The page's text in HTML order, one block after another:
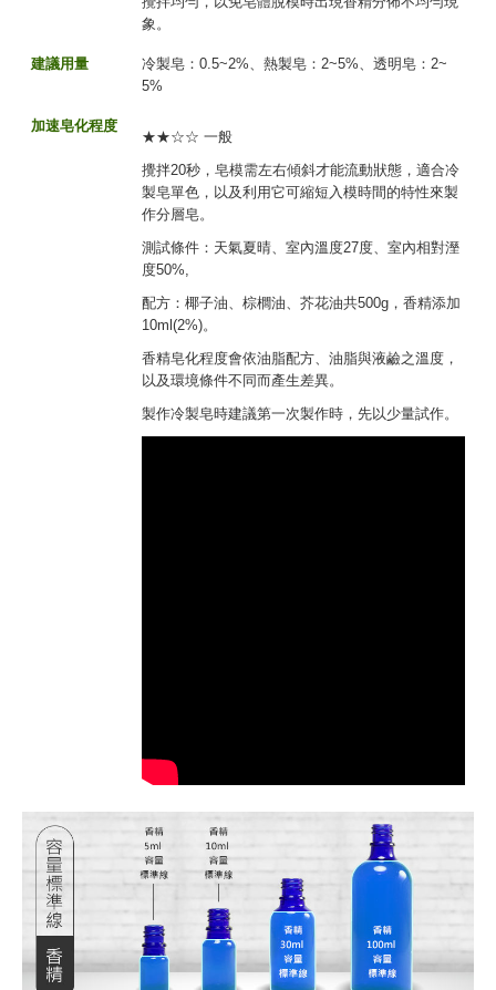
象。
建議用量
冷製皂：0.5~2%、熱製皂：2~5%、透明皂：2~
5%
加速皂化程度
★★☆☆ 一般
攪拌20秒，皂模需左右傾斜才能流動狀態，適合冷
製皂單色，以及利用它可縮短入模時間的特性來製
作分層皂。
測試條件：天氣夏晴、室內溫度27度、室內相對溼
度50%,
配方：椰子油、棕櫚油、芥花油共500g，香精添加
10ml(2%)。
香精皂化程度會依油脂配方、油脂與液鹼之溫度，
以及環境條件不同而產生差異。
製作冷製皂時建議第一次製作時，先以少量試作。